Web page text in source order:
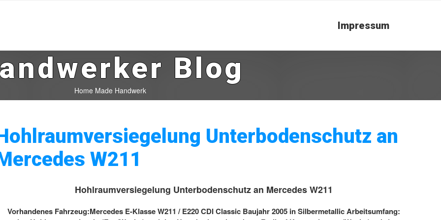
Impressum
Blog
Home Made Handwerk
Unterbodenschutz an
W211
Hohlraumversiegelung Unterbodenschutz an Mercedes W211
Vorhandenes Fahrzeug:Mercedes E-Klasse W211 / E220 CDI Classic Baujahr 2005 in Silbermetallic Arbeitsumfang: